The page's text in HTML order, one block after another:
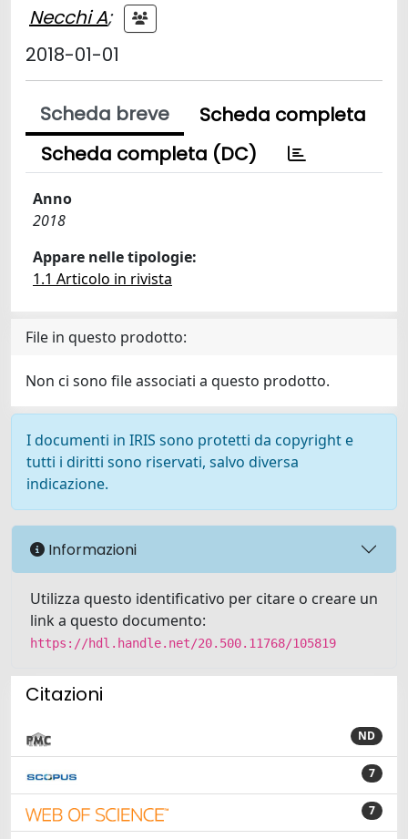
Necchi A;
2018-01-01
Scheda breve
Scheda completa
Scheda completa (DC)
Anno
2018
Appare nelle tipologie:
1.1 Articolo in rivista
File in questo prodotto:
Non ci sono file associati a questo prodotto.
I documenti in IRIS sono protetti da copyright e
tutti i diritti sono riservati, salvo diversa
indicazione.
Informazioni
Utilizza questo identificativo per citare o creare un
link a questo documento:
https://hdl.handle.net/20.500.11768/105819
Citazioni
ND
7
7